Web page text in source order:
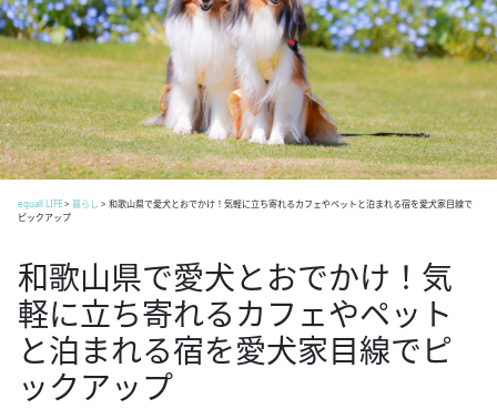
equall LIFE> 暮らし > 和歌山県で愛犬とおでかけ！気軽に立ち寄れるカフェやペットと泊まれる宿を愛犬家目線で
ピックアップ
和歌山県で愛犬とおでかけ！気
軽に立ち寄れるカフェやペット
と泊まれる宿を愛犬家目線でピ
ックアップ